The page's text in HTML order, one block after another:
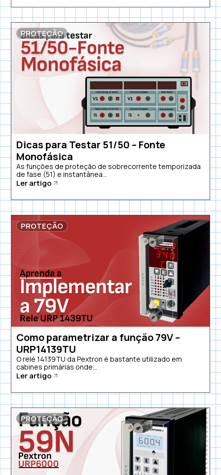
PROTEÇÃO
Dicas para Testar 51/50 – Fonte
Monofásica
As funções de proteção de sobrecorrente temporizada
de fase (51) e instantânea...
Ler artigo
PROTEÇÃO
Como parametrizar a função 79V –
URP14139TU
O relé 14139TU da Pextron é bastante utilizado em
cabines primárias onde...
Ler artigo
PROTEÇÃO